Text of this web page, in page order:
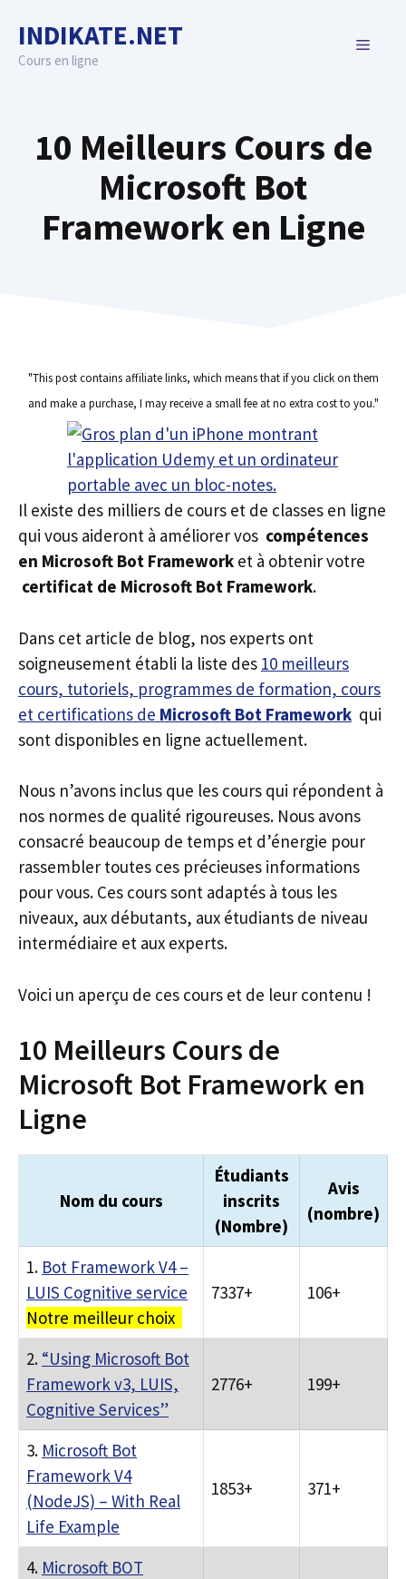
content
INDIKATE.NET
Cours en ligne
MENU
10 Meilleurs Cours de
Microsoft Bot
Framework en Ligne
"This post contains affiliate links, which means that if you click on them
and make a purchase, I may receive a small fee at no extra cost to you."
Il existe des milliers de cours et de classes en ligne
qui vous aideront à améliorer vos compétences
en Microsoft Bot Framework et à obtenir votre
certificat de Microsoft Bot Framework.
Dans cet article de blog, nos experts ont
soigneusement établi la liste des 10 meilleurs
cours, tutoriels, programmes de formation, cours
et certifications de Microsoft Bot Framework qui
sont disponibles en ligne actuellement.
Nous n’avons inclus que les cours qui répondent à
nos normes de qualité rigoureuses. Nous avons
consacré beaucoup de temps et d’énergie pour
rassembler toutes ces précieuses informations
pour vous. Ces cours sont adaptés à tous les
niveaux, aux débutants, aux étudiants de niveau
intermédiaire et aux experts.
Voici un aperçu de ces cours et de leur contenu !
10 Meilleurs Cours de
Microsoft Bot Framework en
Ligne
Nom du cours
Étudiants
inscrits
(Nombre)
Avis
(nombre)
1. Bot Framework V4 –
LUIS Cognitive service
Notre meilleur choix
7337+ 106+
2. “Using Microsoft Bot
Framework v3, LUIS,
Cognitive Services”
2776+ 199+
3. Microsoft Bot
Framework V4
(NodeJS) – With Real
Life Example
1853+ 371+
4. Microsoft BOT